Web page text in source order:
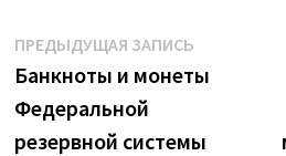
Навигация
по
записям
ПРЕДЫДУЩАЯ ЗАПИСЬ
запись:
Банкноты и монеты
Федеральной
резервной системы